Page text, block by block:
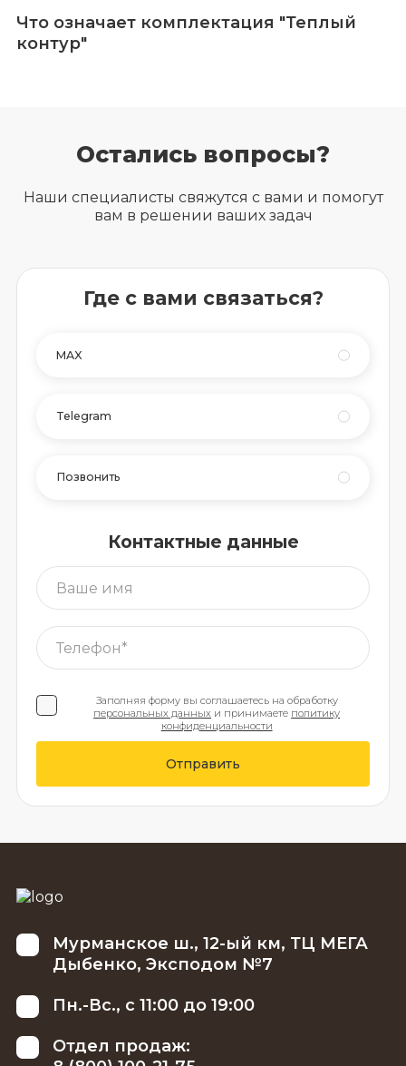
Что означает комплектация "Теплый
контур"
Остались вопросы?
Наши специалисты свяжутся с вами и помогут
вам в решении ваших задач
Где с вами связаться?
MAX
Telegram
Позвонить
Контактные данные
Заполняя форму вы соглашаетесь на обработку
персональных данных и принимаете политику
конфиденциальности
Отправить
Мурманское ш., 12-ый км, ТЦ МЕГА
Дыбенко, Эксподом №7
Пн.-Вс., с 11:00 до 19:00
Отдел продаж: